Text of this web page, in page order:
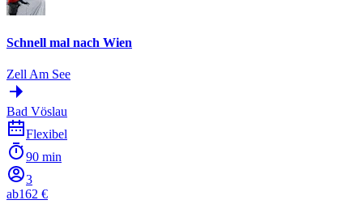
Schnell mal nach Wien
Zell Am See
Bad Vöslau
Flexibel
90 min
3
ab162 €